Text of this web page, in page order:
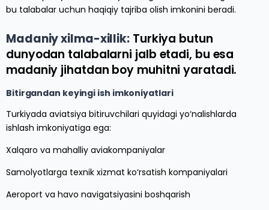
bu talabalar uchun haqiqiy tajriba olish imkonini beradi.
Madaniy xilma-xillik: Turkiya butun
dunyodan talabalarni jalb etadi, bu esa
madaniy jihatdan boy muhitni yaratadi.
Bitirgandan keyingi ish imkoniyatlari
Turkiyada aviatsiya bitiruvchilari quyidagi yo‘nalishlarda
ishlash imkoniyatiga ega:
Xalqaro va mahalliy aviakompaniyalar
Samolyotlarga texnik xizmat ko‘rsatish kompaniyalari
Aeroport va havo navigatsiyasini boshqarish